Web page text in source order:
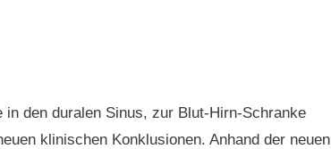
den duralen Sinus, zur Blut-Hirn-Schranke
klinischen Konklusionen. Anhand der neuen